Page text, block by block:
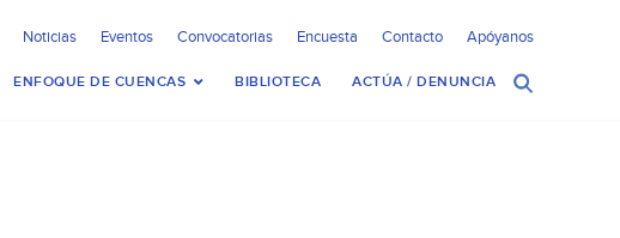
Noticias Eventos Convocatorias Encuesta Contacto Apóyanos
ENFOQUE DE CUENCAS BIBLIOTECA ACTÚA / DENUNCIA